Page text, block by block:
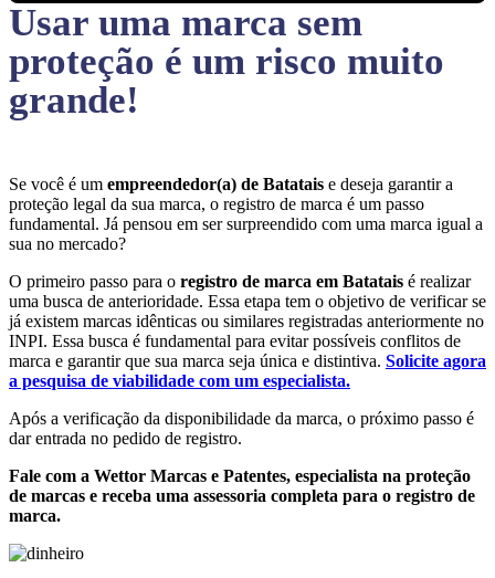
Usar uma marca sem
proteção é um risco muito
grande!
Se você é um empreendedor(a) de Batatais e deseja garantir a
proteção legal da sua marca, o registro de marca é um passo
fundamental. Já pensou em ser surpreendido com uma marca igual a
sua no mercado?
O primeiro passo para o registro de marca em Batatais é realizar
uma busca de anterioridade. Essa etapa tem o objetivo de verificar se
já existem marcas idênticas ou similares registradas anteriormente no
INPI. Essa busca é fundamental para evitar possíveis conflitos de
marca e garantir que sua marca seja única e distintiva. Solicite agora
a pesquisa de viabilidade com um especialista.
Após a verificação da disponibilidade da marca, o próximo passo é
dar entrada no pedido de registro.
Fale com a Wettor Marcas e Patentes, especialista na proteção
de marcas e receba uma assessoria completa para o registro de
marca.